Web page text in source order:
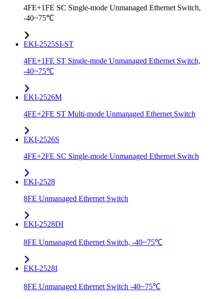
4FE+1FE SC Single-mode Unmanaged Ethernet Switch,
-40~75℃
EKI-2525SI-ST
4FE+1FE ST Single-mode Unmanaged Ethernet Switch,
-40~75℃
EKI-2526M
4FE+2FE ST Multi-mode Unmanaged Ethernet Switch
EKI-2526S
4FE+2FE SC Single-mode Unmanaged Ethernet Switch
EKI-2528
8FE Unmanaged Ethernet Switch
EKI-2528DI
8FE Unmanaged Ethernet Switch, -40~75℃
EKI-2528I
8FE Unmanaged Ethernet Switch -40~75℃